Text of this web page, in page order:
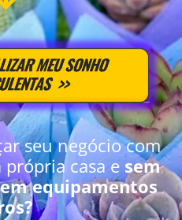
seu negócio com
própria casa esem
equipamentos